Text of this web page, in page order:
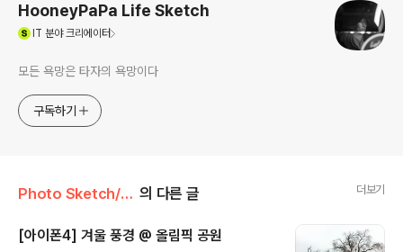
HooneyPaPa Life Sketch
IT 분야 크리에이터
모든 욕망은 타자의 욕망이다
구독하기
Photo Sketch/-scape 의 다른 글 더보기
[아이폰4] 겨울 풍경 @ 올림픽 공원